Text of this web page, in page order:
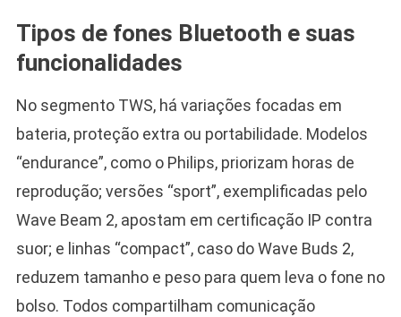
Tipos de fones Bluetooth e suas
funcionalidades
No segmento TWS, há variações focadas em
bateria, proteção extra ou portabilidade. Modelos
“endurance”, como o Philips, priorizam horas de
reprodução; versões “sport”, exemplificadas pelo
Wave Beam 2, apostam em certificação IP contra
suor; e linhas “compact”, caso do Wave Buds 2,
reduzem tamanho e peso para quem leva o fone no
bolso. Todos compartilham comunicação